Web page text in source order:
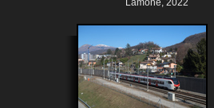
Lamone, 2022